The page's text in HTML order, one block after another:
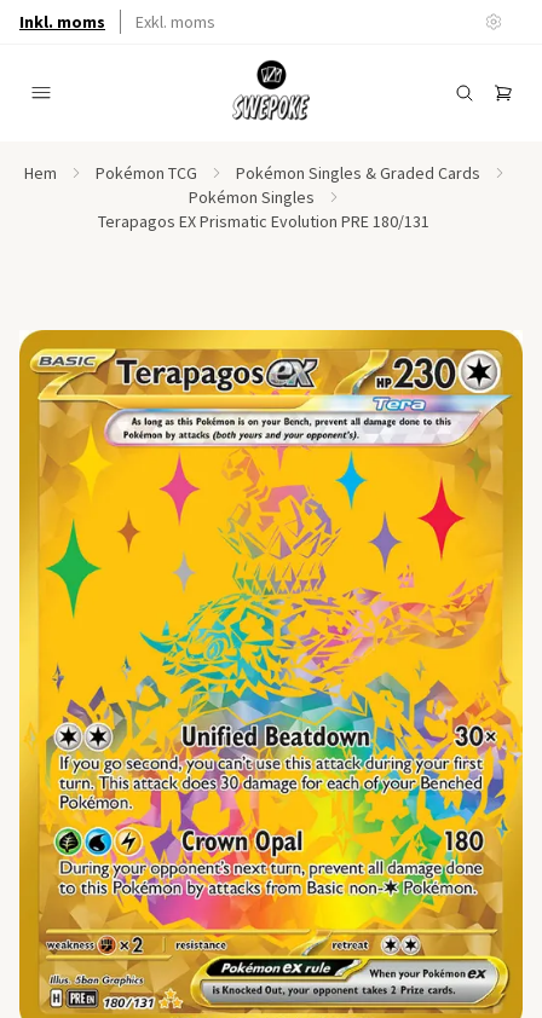
Inkl. moms Exkl. moms
Hem Pokémon TCG
Pokémon Singles & Graded Cards
Pokémon Singles
Terapagos EX Prismatic Evolution PRE 180/131